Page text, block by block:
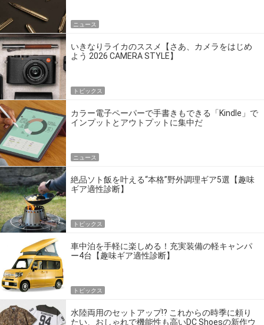
ニュース
いきなりライカのススメ【さあ、カメラをはじめ
よう 2026 CAMERA STYLE】
トピックス
カラー電子ペーパーで手書きもできる「Kindle」で
インプットとアウトプットに集中だ
ニュース
絶品ソト飯を叶える“本格”野外調理ギア5選【趣味
ギア適性診断】
トピックス
車中泊を手軽に楽しめる！充実装備の軽キャンパ
ー4台【趣味ギア適性診断】
トピックス
水陸両用のセットアップ!? これからの時季に頼り
たい、おしゃれで機能性も高いDC Shoesの新作ウ